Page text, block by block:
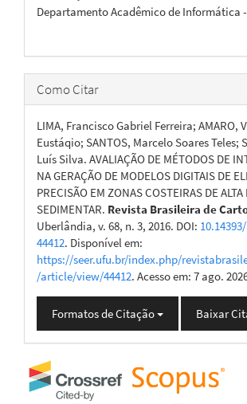
Departamento Acadêmico de Informática
Como Citar
LIMA, Francisco Gabriel Ferreira; AMARO,
Eustáqio; SANTOS, Marcelo Soares Teles;
Luís Silva. AVALIAÇÃO DE MÉTODOS DE
NA GERAÇÃO DE MODELOS DIGITAIS DE
PRECISÃO EM ZONAS COSTEIRAS DE
SEDIMENTAR. Revista Brasileira de
Uberlândia, v. 68, n. 3, 2016. DOI:
44412. Disponível em:
https://seer.ufu.br/index.php/
/article/view/44412. Acesso em: 7 ago.
Formatos de Citação Baixar